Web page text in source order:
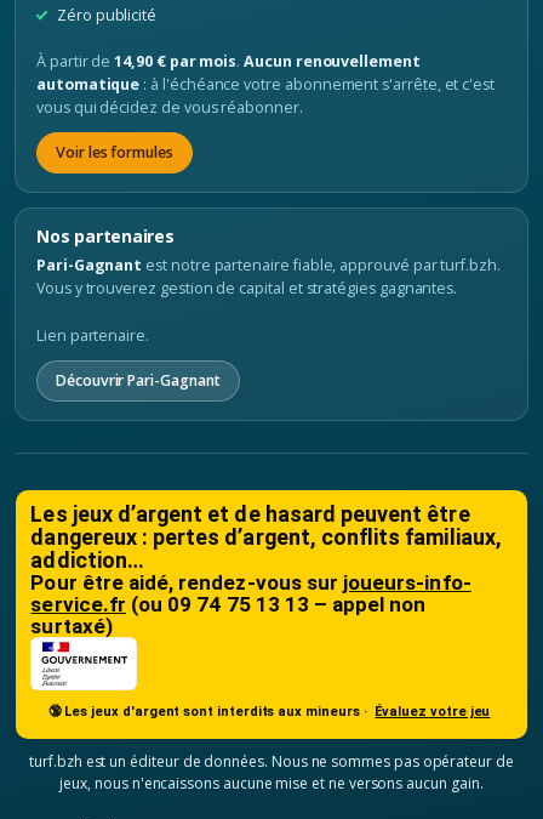
Zéro publicité
À partir de14,90 € par mois.Aucun renouvellement
automatique : à l'échéance votre abonnement s'arrête, et c'est
vous qui décidez de vous réabonner.
Voir les formules
Nos partenaires
Pari-Gagnant est notre partenaire fiable, approuvé par turf.bzh.
Vous y trouverez gestion de capital et stratégies gagnantes.
Lien partenaire.
Découvrir Pari-Gagnant
Les jeux d’argent et de hasard peuvent être
dangereux : pertes d’argent, conflits familiaux,
addiction…
Pour être aidé, rendez-vous sur joueurs-info-
service.fr (ou 09 74 75 13 13 – appel non
surtaxé)
🔞 Les jeux d'argent sont interdits aux mineurs · Évaluez votre jeu
turf.bzh est un éditeur de données. Nous ne sommes pas opérateur de
jeux, nous n'encaissons aucune mise et ne versons aucun gain.